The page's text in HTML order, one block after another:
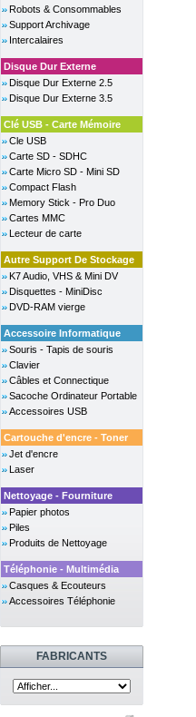
Robots & Consommables
Support Archivage
Intercalaires
Disque Dur Externe
Disque Dur Externe 2.5
Disque Dur Externe 3.5
Clé USB - Carte Mémoire
Cle USB
Carte SD - SDHC
Carte Micro SD - Mini SD
Compact Flash
Memory Stick - Pro Duo
Cartes MMC
Lecteur de carte
Autre Support De Stockage
K7 Audio, VHS & Mini DV
Disquettes - MiniDisc
DVD-RAM vierge
Accessoire Informatique
Souris - Tapis de souris
Clavier
Câbles et Connectique
Sacoche Ordinateur Portable
Accessoires USB
Cartouche d'encre - Toner
Jet d'encre
Laser
Nettoyage - Fourniture
Papier photos
Piles
Produits de Nettoyage
Téléphonie - Multimédia
Casques & Ecouteurs
Accessoires Téléphonie
FABRICANTS